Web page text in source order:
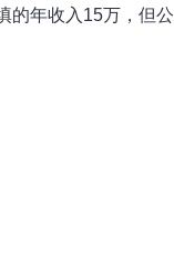
的年收入15万，但公